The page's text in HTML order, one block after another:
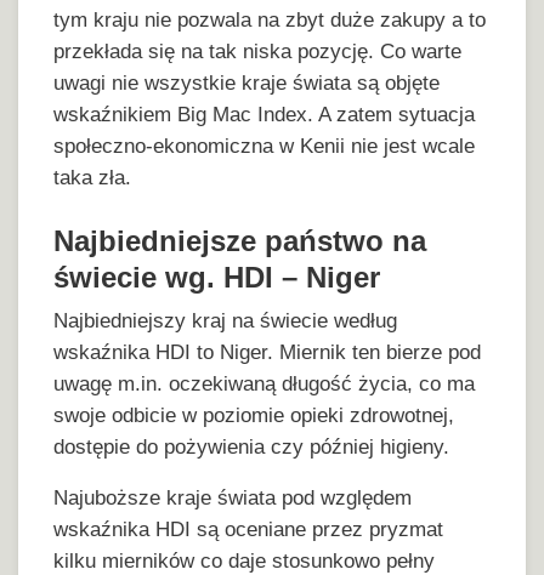
tym kraju nie pozwala na zbyt duże zakupy a to
przekłada się na tak niska pozycję. Co warte
uwagi nie wszystkie kraje świata są objęte
wskaźnikiem Big Mac Index. A zatem sytuacja
społeczno-ekonomiczna w Kenii nie jest wcale
taka zła.
Najbiedniejsze państwo na
świecie wg. HDI – Niger
Najbiedniejszy kraj na świecie według
wskaźnika HDI to Niger. Miernik ten bierze pod
uwagę m.in. oczekiwaną długość życia, co ma
swoje odbicie w poziomie opieki zdrowotnej,
dostępie do pożywienia czy później higieny.
Najuboższe kraje świata pod względem
wskaźnika HDI są oceniane przez pryzmat
kilku mierników co daje stosunkowo pełny